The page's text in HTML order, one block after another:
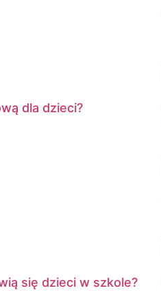
dla dzieci?
się dzieci w szkole?